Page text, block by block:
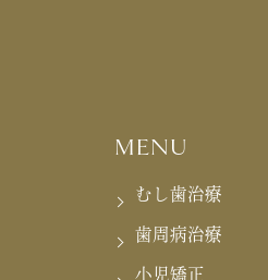
MENU
むし歯治療
歯周病治療
小児矯正